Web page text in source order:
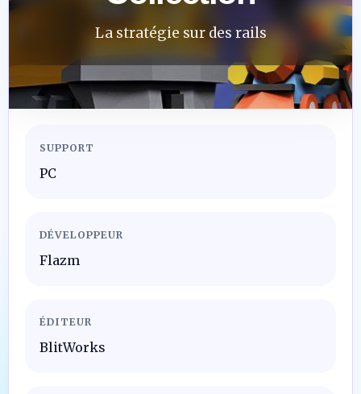
La stratégie sur des rails
SUPPORT
PC
DÉVELOPPEUR
Flazm
ÉDITEUR
BlitWorks